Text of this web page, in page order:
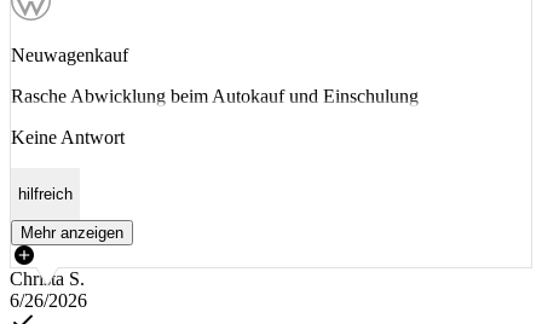
Neuwagenkauf
Rasche Abwicklung beim Autokauf und Einschulung
Keine Antwort
hilfreich
Mehr anzeigen
Christa S.
6/26/2026